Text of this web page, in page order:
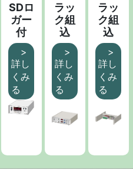
SDロ
ガー
付
>
詳し
くみ
る
ラッ
ク組
込
>
詳し
くみ
る
ラッ
ク組
込
>
詳し
くみ
る